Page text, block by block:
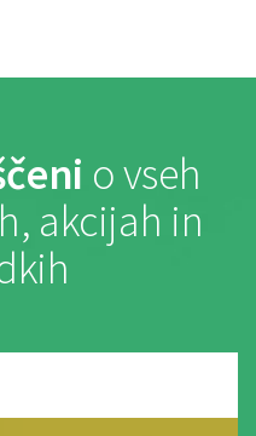
o vseh
akcijah in